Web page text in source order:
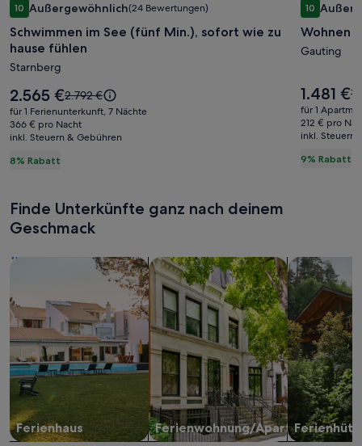
für
Schwimmen
im
See
(fünf
Min.),
sofort
wie
zu
fühlen
1010 von 10, Außergewöhnlich, (24 Bewertungen)
Außergewöhnlich(24 Bewertungen)
Schwimmen im See (fünf Min.), sofort wie zu
hause fühlen
Starnberg
8% Rabatt
Der
Preis
beträgt
2.565 €.
2.565 €Der
alte
Preis
war
zum
Standardpreis.
2.792 €
für 1 Ferienunterkunft, 7 Nächte
366 € pro Nacht
inkl. Steuern & Gebühren
für
Wohnen
im
am
von
1010 von 10,
Wohnen
Gauting
9% Rabatt
Der
Preis
beträgt
1.481 €.
1.481 €
für 1
212 € pro
inkl. Steuern
Finde Unterkünfte ganz nach deinem
Geschmack
Ferienhaus
Suche nach Ferienhäusern
Ferienwohnung/Apartment
Suche nach Ferienwohnungen oder
Suche nach